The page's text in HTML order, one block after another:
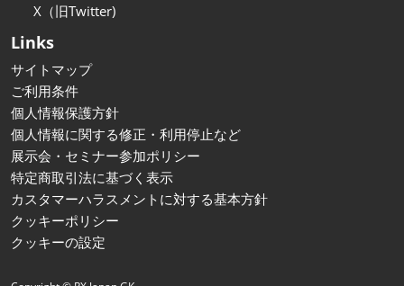
X（旧Twitter)
Links
サイトマップ
ご利用条件
個人情報保護方針
個人情報に関する修正・利用停止など
展示会・セミナー参加ポリシー
特定商取引法に基づく表示
カスタマーハラスメントに対する基本方針
クッキーポリシー
クッキーの設定